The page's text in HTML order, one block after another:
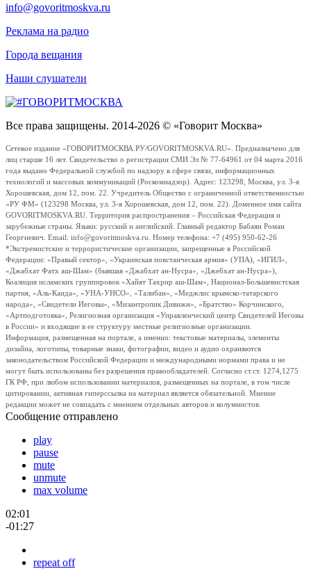
info@govoritmoskva.ru
Реклама на радио
Города вещания
Наши слушатели
Все права защищены. 2014-2026 © «Говорит Москва»
Сетевое издание «ГОВОРИТМОСКВА.РУ/GOVORITMOSKVA.RU». Предназначено для
лиц старше 16 лет. Свидетельство о регистрации СМИ Эл № 77-64961 от 04 марта 2016
года выдано Федеральной службой по надзору в сфере связи, информационных
технологий и массовых коммуникаций (Роскомнадзор). Адрес: 123298, Москва, ул. 3-я
Хорошевская, дом 12, пом. 22. Учредитель Общество с ограниченной ответственностью
«РУ ФМ» (123298 Москва, ул. 3-я Хорошевская, дом 12, пом. 22). Доменное имя сайта
GOVORITMOSKVA.RU. Территория распространения – Российская Федерация и
зарубежные страны. Языки: русский и английский. Главный редактор Бабаян Роман
Георгиевич. Email: info@govoritmoskva.ru. Номер телефона: +7 (495) 950-62-26
*Экстремистские и террористические организации, запрещенные в Российской
Федерации: «Правый сектор», «Украинская повстанческая армия» (УПА), «ИГИЛ»,
«Джабхат Фатх аш-Шам» (бывшая «Джабхат ан-Нусра», «Джебхат ан-Нусра»),
Коалиция исламских группировок «Хайят Тахрир аш-Шам», Национал-Большевистская
партия, «Аль-Каида», «УНА-УНСО», «Талибан», «Меджлис крымско-татарского
народа», «Свидетели Иеговы», «Мизантропик Дивижн», «Братство» Корчинского,
«Артподготовка», Религиозная организация «Управленческий центр Свидетелей Иеговы
в России» и входящие в ее структуру местные религиозные организации.
Информация, размещенная на портале, а именно: текстовые материалы, элементы
дизайна, логотипы, товарные знаки, фотографии, видео и аудио охраняются
законодательством Российской Федерации и международными нормами права и не
могут быть использованы без разрешения правообладателей. Согласно ст.ст. 1274,1275
ГК РФ, при любом использовании материалов, размещенных на портале, в том числе
цитировании, активная гиперссылка на материал является обязательной. Мнение
редакции может не совпадать с мнением отдельных авторов и колумнистов.
Сообщение отправлено
play
pause
mute
unmute
max volume
02:01
-01:27
repeat off